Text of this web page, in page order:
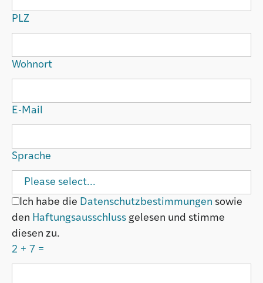
PLZ
Wohnort
E-Mail
Sprache
Ich habe die Datenschutzbestimmungen sowie
den Haftungsausschluss
diesen zu.
2 + 7 =